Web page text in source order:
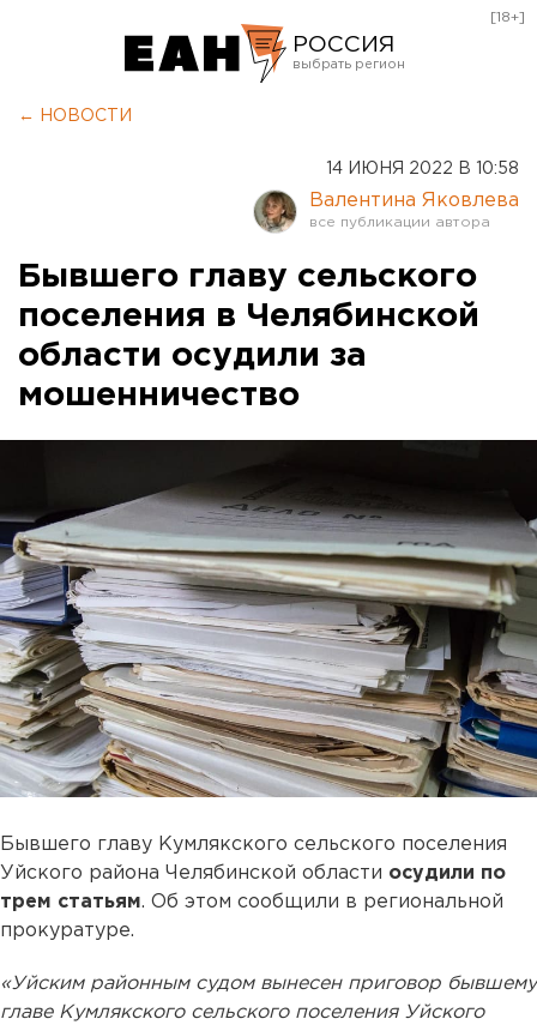
РОССИЯ
Оренбург
[18+]
← НОВОСТИ
14 ИЮНЯ 2022 В 10:58
Валентина Яковлева
Бывшего главу сельского
поселения в Челябинской
области осудили за
мошенничество
Бывшего главу Кумлякского сельского поселения
Уйского района Челябинской области осудили по
трем статьям. Об этом сообщили в региональной
прокуратуре.
«Уйским районным судом вынесен приговор бывшему
главе Кумлякского сельского поселения Уйского